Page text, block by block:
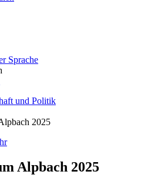
Sprache
und Politik
2025
Alpbach 2025